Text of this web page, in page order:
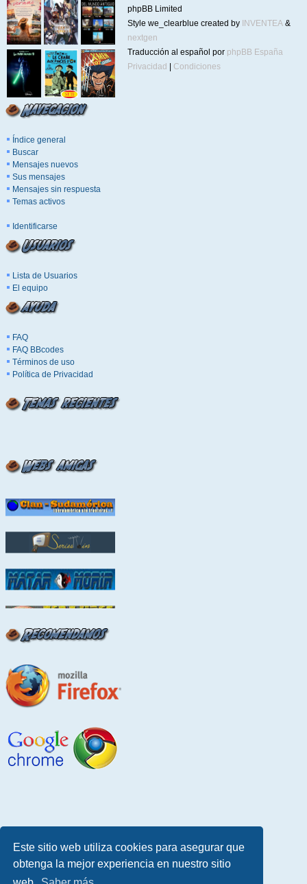
Este sitio web utiliza cookies para asegurar que
obtenga la mejor experiencia en nuestro sitio
Índice general
Buscar
Mensajes nuevos
Sus mensajes
Mensajes sin respuesta
Temas activos
Identificarse
Lista de Usuarios
El equipo
FAQ
FAQ BBcodes
Términos de uso
Política de Privacidad
phpBB Limited
Style we_clearblue created by INVENTEA &
nextgen
Traducción al español por phpBB España
Privacidad
Condiciones